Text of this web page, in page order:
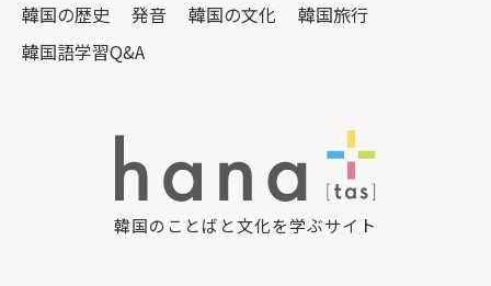
韓国の歴史
発音 韓国の文化
韓国旅行
韓国語学習Q&A
韓国のことばと文化を学ぶサイト